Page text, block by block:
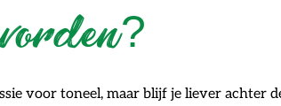
voor toneel, maar blijf je liever achter